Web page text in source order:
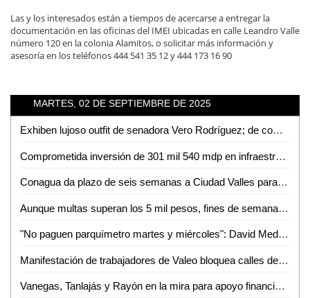
Las y los interesados están a tiempos de acercarse a entregar la
documentación en las oficinas del IMEI ubicadas en calle Leandro Valle
número 120 en la colonia Alamitos, o solicitar más información y
asesoría en los teléfonos 444 541 35 12 y 444 173 16 90
MARTES, 02 DE SEPTIEMBRE DE 2025
Exhiben lujoso outfit de senadora Vero Rodríguez; de comprar en las vías a presumir vestido de 240 mil pesos
Comprometida inversión de 301 mil 540 mdp en infraestructura y transporte: Gobierno de México
Conagua da plazo de seis semanas a Ciudad Valles para frenar descargas ilegales en el río
Aunque multas superan los 5 mil pesos, fines de semana en Valles se llenan de conductores ebrios y drogados
"No paguen parquímetro martes y miércoles": David Medina
Manifestación de trabajadores de Valeo bloquea calles del primer cuadro de la capital potosina
Vanegas, Tanlajás y Rayón en la mira para apoyo financiero de BANOBRAS